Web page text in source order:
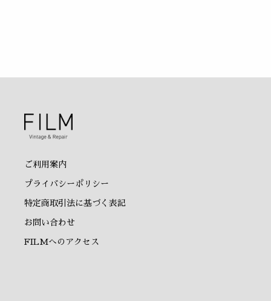
ご利用案内
プライバシーポリシー
特定商取引法に基づく表記
お問い合わせ
FILMへのアクセス